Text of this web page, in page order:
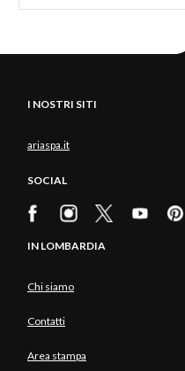
I NOSTRI SITI
ariaspa.it
SOCIAL
IN LOMBARDIA
Chi siamo
Contatti
Area stampa